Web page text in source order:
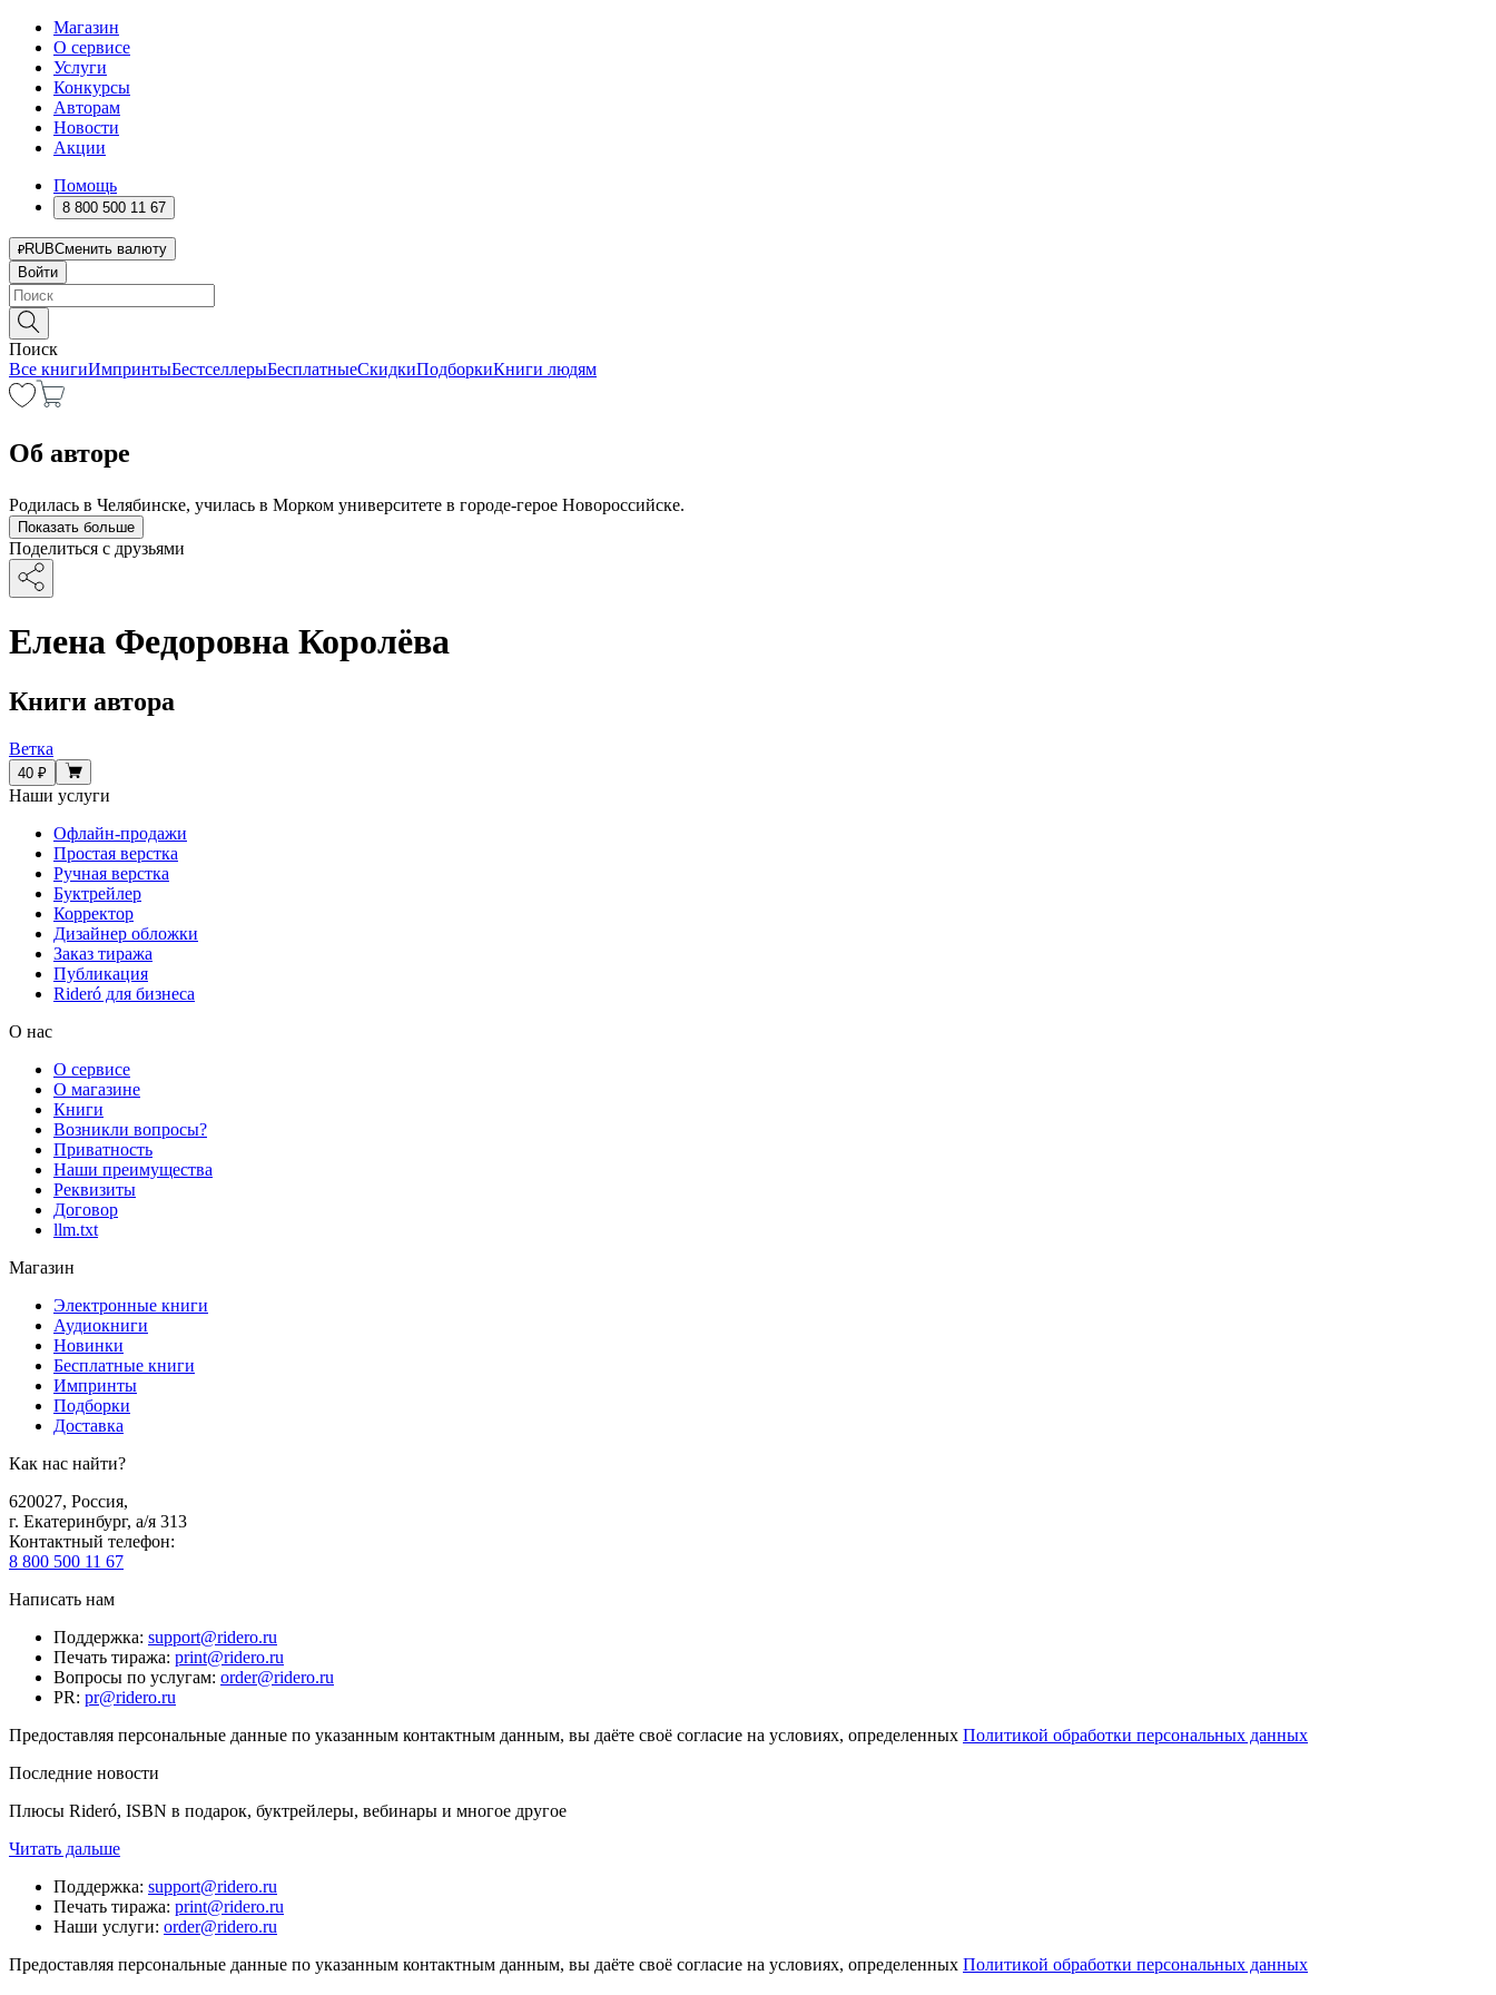
Магазин
О сервисе
Услуги
Конкурсы
Авторам
Новости
Акции
Помощь
8 800 500 11 67
RUBСменить валюту
Войти
Поиск
Все книгиИмпринтыБестселлерыБесплатныеСкидкиПодборкиКниги людям
Об авторе
Родилась в Челябинске, училась в Морком университете в городе-герое Новороссийске.
Показать больше
Поделиться с друзьями
Елена Федоровна Королёва
Книги автора
Ветка
40 ₽
Наши услуги
Офлайн-продажи
Простая верстка
Ручная верстка
Буктрейлер
Корректор
Дизайнер обложки
Заказ тиража
Публикация
Rideró для бизнеса
О нас
О сервисе
О магазине
Книги
Возникли вопросы?
Приватность
Наши преимущества
Реквизиты
Договор
llm.txt
Магазин
Электронные книги
Аудиокниги
Новинки
Бесплатные книги
Импринты
Подборки
Доставка
Как нас найти?
620027, Россия,
г. Екатеринбург, а/я 313
Контактный телефон:
8 800 500 11 67
Написать нам
Поддержка: support@ridero.ru
Печать тиража: print@ridero.ru
Вопросы по услугам: order@ridero.ru
PR: pr@ridero.ru
Предоставляя персональные данные по указанным контактным данным, вы даёте своё согласие на условиях, определенных Политикой обработки персональных данных
Последние новости
Плюсы Rideró, ISBN в подарок, буктрейлеры, вебинары и многое другое
Читать дальше
Поддержка: support@ridero.ru
Печать тиража: print@ridero.ru
Наши услуги: order@ridero.ru
Предоставляя персональные данные по указанным контактным данным, вы даёте своё согласие на условиях, определенных Политикой обработки персональных данных